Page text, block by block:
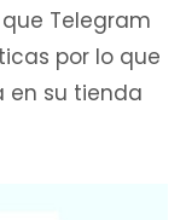
Telegram
por lo que
en su tienda